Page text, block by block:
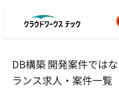
DB構築 開発案件では
ランス求人・案件一覧